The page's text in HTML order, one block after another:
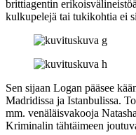
brittiagentin
kulkupelejä tai tukikohtia ei
Sen sijaan Logan pääsee
Madridissa ja Istanbulissa.
mm. venäläisvakooja Natasha
Kriminalin tähtäimeen